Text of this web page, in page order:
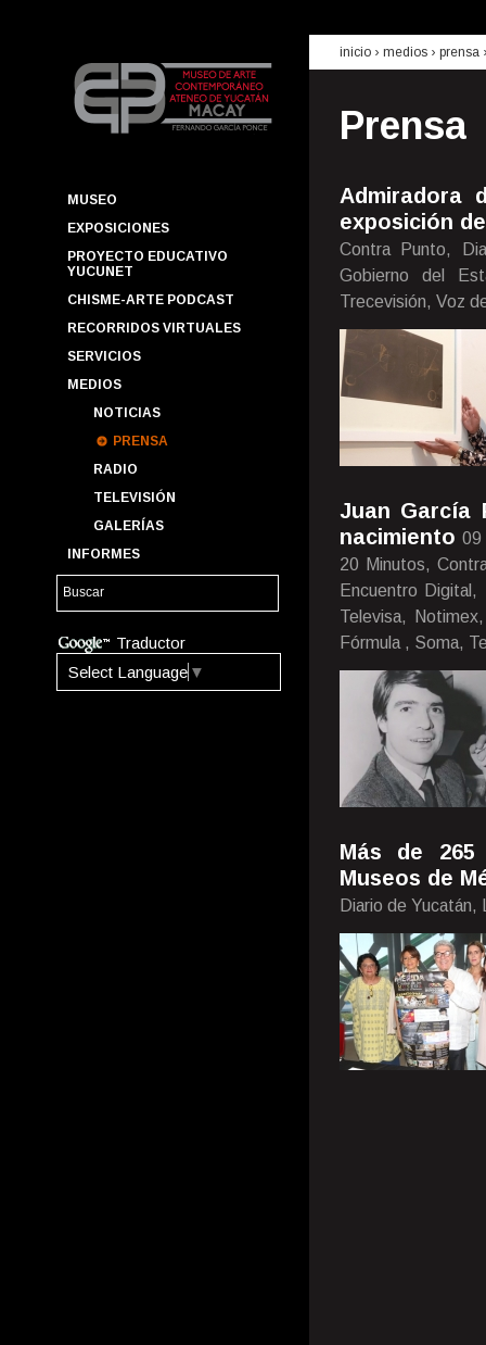
MUSEO
EXPOSICIONES
PROYECTO EDUCATIVO
YUCUNET
CHISME-ARTE PODCAST
RECORRIDOS VIRTUALES
SERVICIOS
MEDIOS
NOTICIAS
PRENSA
RADIO
TELEVISIÓN
GALERÍAS
INFORMES
Traductor
Select Language ▼
inicio › medios › prensa
Prensa
Admiradora
exposición
Contra Punto,
Gobierno del
Trecevisión, Voz
Juan García
nacimiento 09
20 Minutos,
Encuentro
Televisa,
Fórmula , Soma,
Más de
Museos de
Diario de Yucatán,